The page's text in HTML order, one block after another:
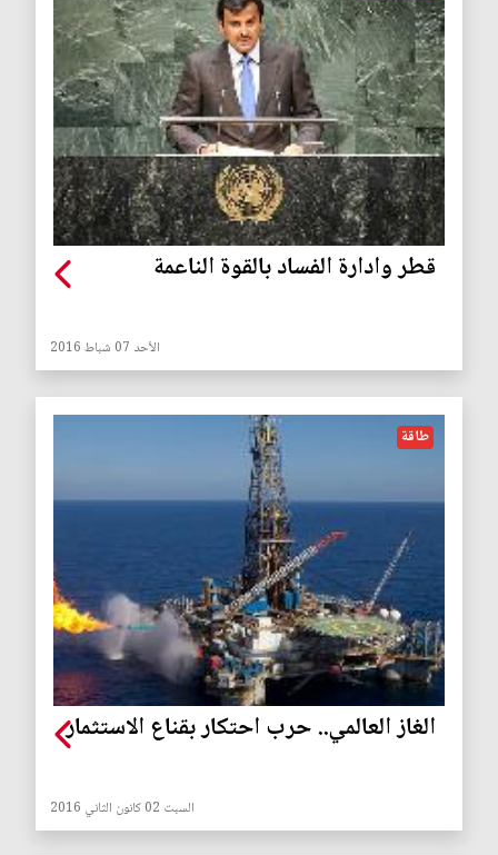
قطر وادارة الفساد بالقوة الناعمة
الأحد 07 شباط 2016
طاقة
الغاز العالمي.. حرب احتكار بقناع الاستثمار
السبت 02 كانون الثاني 2016